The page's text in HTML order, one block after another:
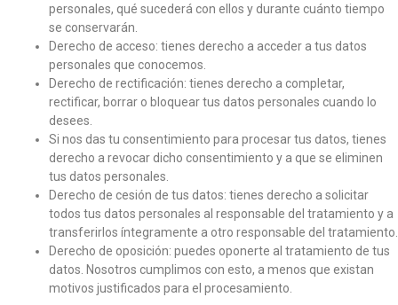
personales, qué sucederá con ellos y durante cuánto tiempo
se conservarán.
Derecho de acceso: tienes derecho a acceder a tus datos
personales que conocemos.
Derecho de rectificación: tienes derecho a completar,
rectificar, borrar o bloquear tus datos personales cuando lo
desees.
Si nos das tu consentimiento para procesar tus datos, tienes
derecho a revocar dicho consentimiento y a que se eliminen
tus datos personales.
Derecho de cesión de tus datos: tienes derecho a solicitar
todos tus datos personales al responsable del tratamiento y a
transferirlos íntegramente a otro responsable del tratamiento.
Derecho de oposición: puedes oponerte al tratamiento de tus
datos. Nosotros cumplimos con esto, a menos que existan
motivos justificados para el procesamiento.